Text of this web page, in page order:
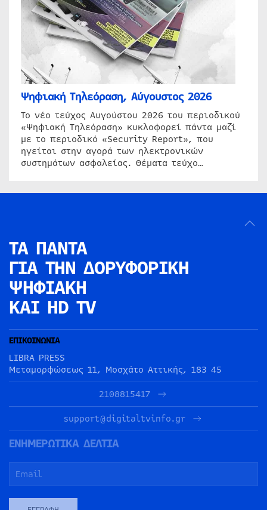
Ψηφιακή Τηλεόραση, Αύγουστος 2026
Το νέο τεύχος Αυγούστου 2026 του περιοδικού
«Ψηφιακή Τηλεόραση» κυκλοφορεί πάντα μαζί
με το περιοδικό «Security Report», που
ηγείται στην αγορά των ηλεκτρονικών
συστημάτων ασφαλείας. Θέματα τεύχο…
ΤΑ ΠΑΝΤΑ
ΓΙΑ ΤΗΝ ΔΟΡΥΦΟΡΙΚΗ
ΨΗΦΙΑΚΗ
ΚΑΙ HD TV
ΕΠΙΚΟΙΝΩΝΙΑ
LIBRA PRESS
Μεταμορφώσεως 11, Μοσχάτο Αττικής, 183 45
2108815417
support@digitaltvinfo.gr
ΕΝΗΜΕΡΩΤΙΚΑ ΔΕΛΤΙΑ